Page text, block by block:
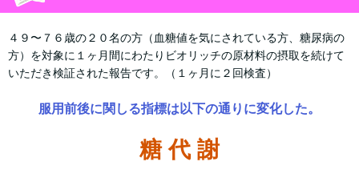
４９〜７６歳の２０名の方（血糖値を気にされている方、糖尿病の
方）を対象に１ヶ月間にわたりビオリッチの原材料の摂取を続けて
いただき検証された報告です。（１ヶ月に２回検査）
服用前後に関しる指標は以下の通りに変化した。
糖 代 謝